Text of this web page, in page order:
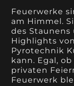
Feuerwerke
am Himmel.
des Staunens
Highlights
Pyrotechnik
kann. Egal,
privaten
Feuerwerk